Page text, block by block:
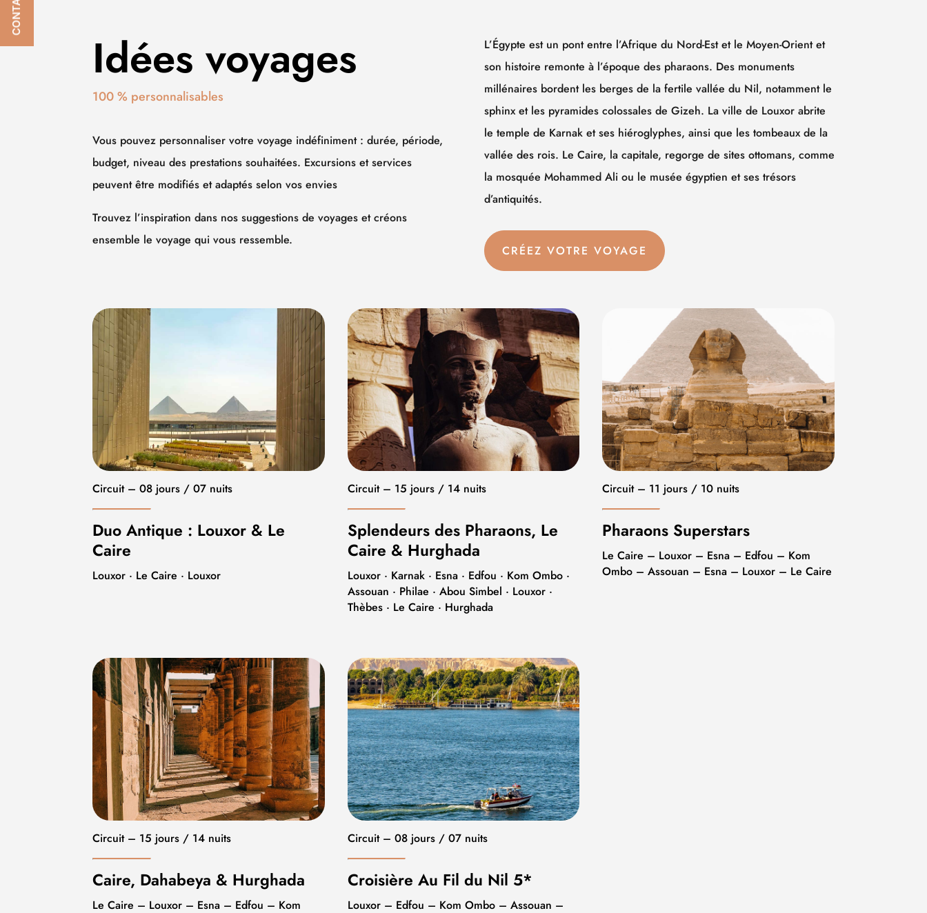
Idées voyages
100 % personnalisables
Vous pouvez personnaliser votre voyage indéfiniment : durée, période,
budget, niveau des prestations souhaitées. Excursions et services
peuvent être modifiés et adaptés selon vos envies
Trouvez l’inspiration dans nos suggestions de voyages et créons
ensemble le voyage qui vous ressemble.
L’Égypte est un pont entre l’Afrique du Nord-Est et le Moyen-Orient et
son histoire remonte à l’époque des pharaons. Des monuments
millénaires bordent les berges de la fertile vallée du Nil, notamment le
sphinx et les pyramides colossales de Gizeh. La ville de Louxor abrite
le temple de Karnak et ses hiéroglyphes, ainsi que les tombeaux de la
vallée des rois. Le Caire, la capitale, regorge de sites ottomans, comme
la mosquée Mohammed Ali ou le musée égyptien et ses trésors
d’antiquités.
CRÉEZ VOTRE VOYAGE
Circuit – 08 jours / 07 nuits
Duo Antique : Louxor & Le
Caire
Louxor · Le Caire · Louxor
Circuit – 15 jours / 14 nuits
Splendeurs des Pharaons, Le
Caire & Hurghada
Louxor · Karnak · Esna · Edfou · Kom Ombo ·
Assouan · Philae · Abou Simbel · Louxor ·
Thèbes · Le Caire · Hurghada
Circuit – 11 jours / 10 nuits
Pharaons Superstars
Le Caire – Louxor – Esna – Edfou – Kom
Ombo – Assouan – Esna – Louxor – Le Caire
Circuit – 15 jours / 14 nuits
Caire, Dahabeya & Hurghada
Le Caire – Louxor – Esna – Edfou – Kom
Circuit – 08 jours / 07 nuits
Croisière Au Fil du Nil 5*
Louxor – Edfou – Kom Ombo – Assouan –